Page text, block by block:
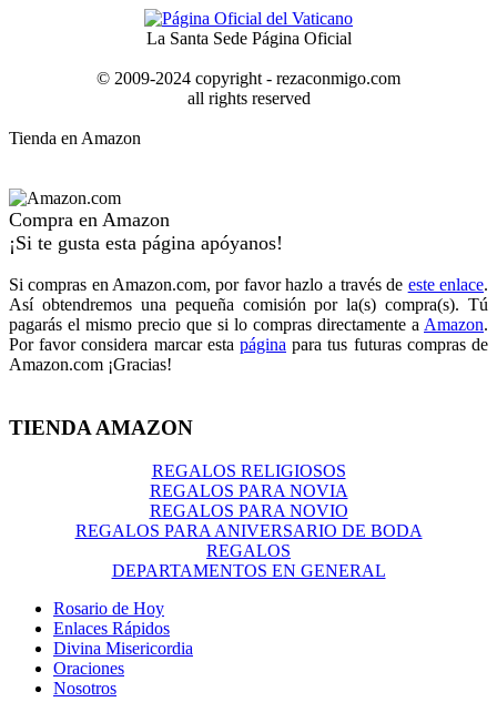
La Santa Sede Página Oficial
© 2009-2024 copyright - rezaconmigo.com
all rights reserved
Tienda en Amazon
Compra en Amazon
¡Si te gusta esta página apóyanos!
Si compras en Amazon.com, por favor hazlo a través de este enlace.
Así obtendremos una pequeña comisión por la(s) compra(s). Tú
pagarás el mismo precio que si lo compras directamente a Amazon.
Por favor considera marcar esta página para tus futuras compras de
Amazon.com ¡Gracias!
TIENDA AMAZON
REGALOS RELIGIOSOS
REGALOS PARA NOVIA
REGALOS PARA NOVIO
REGALOS PARA ANIVERSARIO DE BODA
REGALOS
DEPARTAMENTOS EN GENERAL
Rosario de Hoy
Enlaces Rápidos
Divina Misericordia
Oraciones
Nosotros